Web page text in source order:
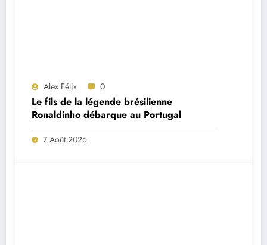
Alex Félix 0
Le fils de la légende brésilienne
Ronaldinho débarque au Portugal
7 Août 2026